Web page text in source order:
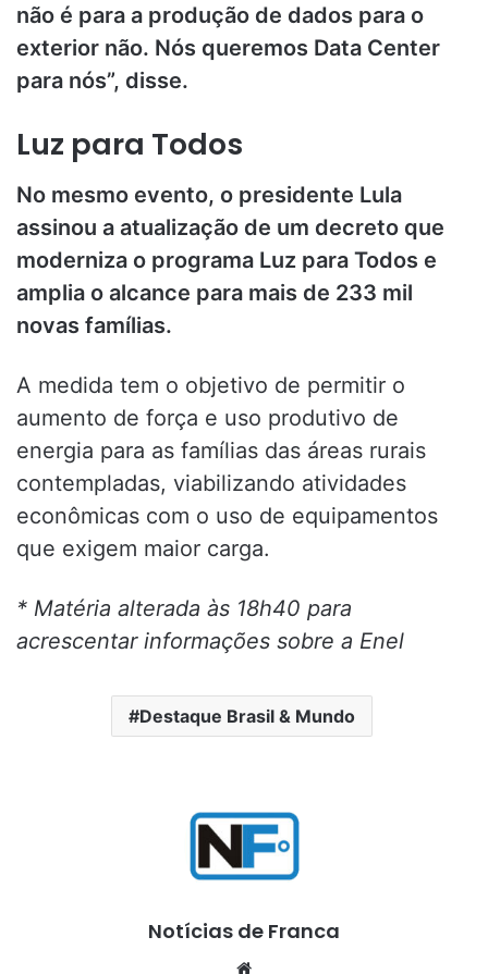
não é para a produção de dados para o
exterior não. Nós queremos Data Center
para nós”, disse.
Luz para Todos
No mesmo evento, o presidente Lula
assinou a atualização de um decreto que
moderniza o programa Luz para Todos e
amplia o alcance para mais de 233 mil
novas famílias.
A medida tem o objetivo de permitir o
aumento de força e uso produtivo de
energia para as famílias das áreas rurais
contempladas, viabilizando atividades
econômicas com o uso de equipamentos
que exigem maior carga.
* Matéria alterada às 18h40 para
acrescentar informações sobre a Enel
Destaque Brasil & Mundo
Notícias de Franca